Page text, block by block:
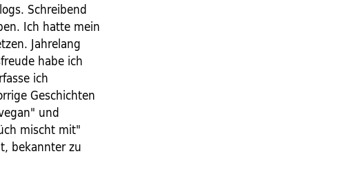
Schreibend
Ich hatte mein
Jahrelang
habe ich
ich
Geschichten
und
mischt mit"
bekannter zu